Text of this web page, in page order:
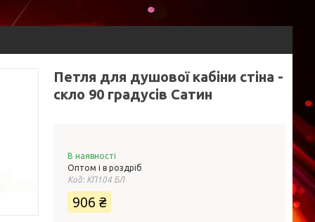
Петля для душової кабіни стіна -
скло 90 градусів Сатин
В наявності
Оптом і в роздріб
Код: КП104 БЛ
906 ₴